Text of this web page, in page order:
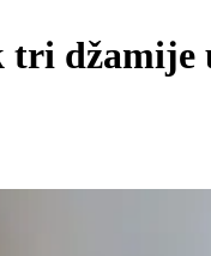
tri džamije